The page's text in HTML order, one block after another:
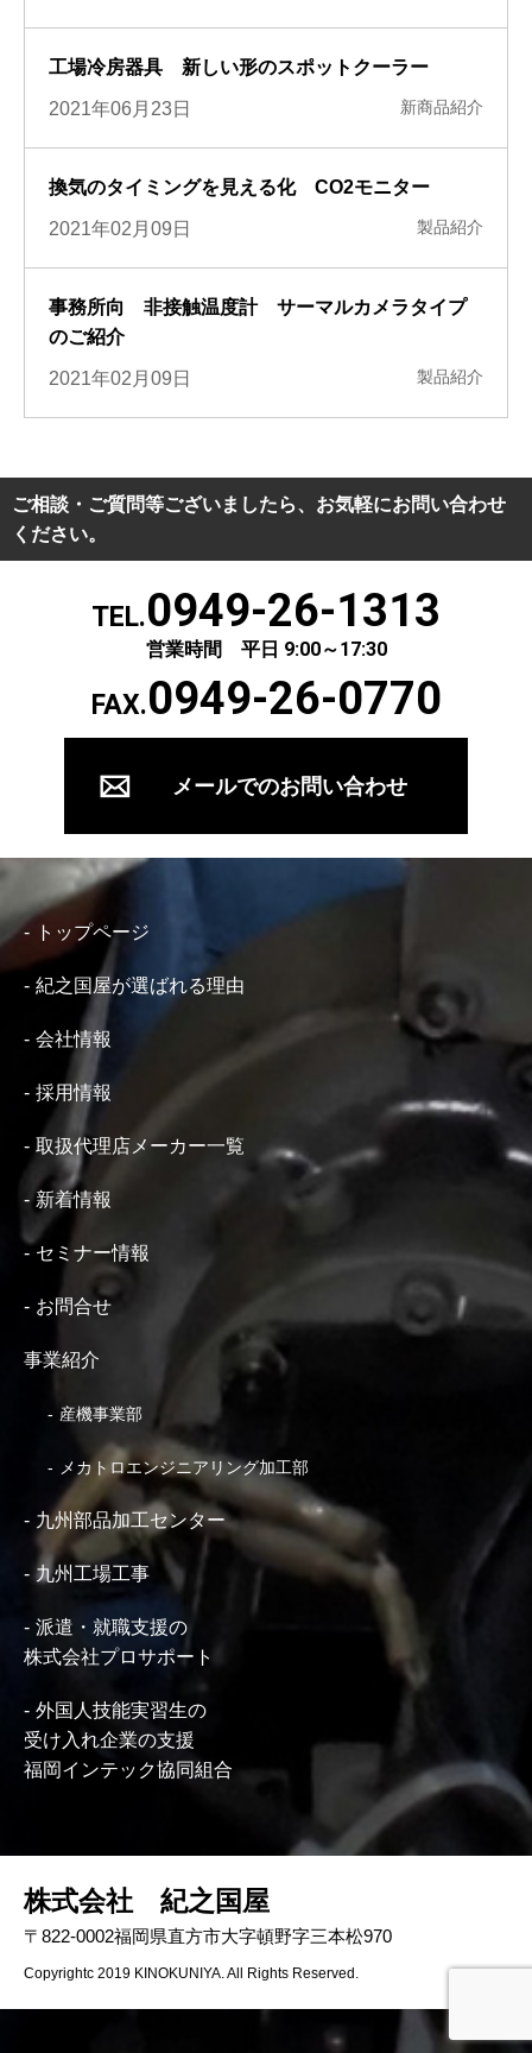
工場冷房器具 新しい形のスポットクーラー
2021年06月23日 新商品紹介
換気のタイミングを見える化 CO2モニター
2021年02月09日 製品紹介
事務所向 非接触温度計 サーマルカメラタイプ
のご紹介
2021年02月09日 製品紹介
ご相談・ご質問等ございましたら、お気軽にお問い合わせ
ください。
TEL.0949-26-1313
営業時間 平日 9:00～17:30
FAX.0949-26-0770
メールでのお問い合わせ
トップページ
紀之国屋が選ばれる理由
会社情報
採用情報
取扱代理店メーカー一覧
新着情報
セミナー情報
お問合せ
事業紹介
産機事業部
メカトロエンジニアリング加工部
九州部品加工センター
九州工場工事
派遣・就職支援の
株式会社プロサポート
外国人技能実習生の
受け入れ企業の支援
福岡インテック協同組合
株式会社 紀之国屋
〒822-0002福岡県直方市大字頓野字三本松970
Copyrightc 2019 KINOKUNIYA. All Rights Reserved.